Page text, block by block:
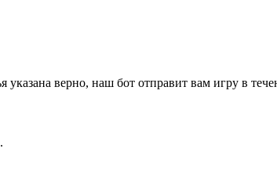
указана верно, наш бот отправит вам игру в
.